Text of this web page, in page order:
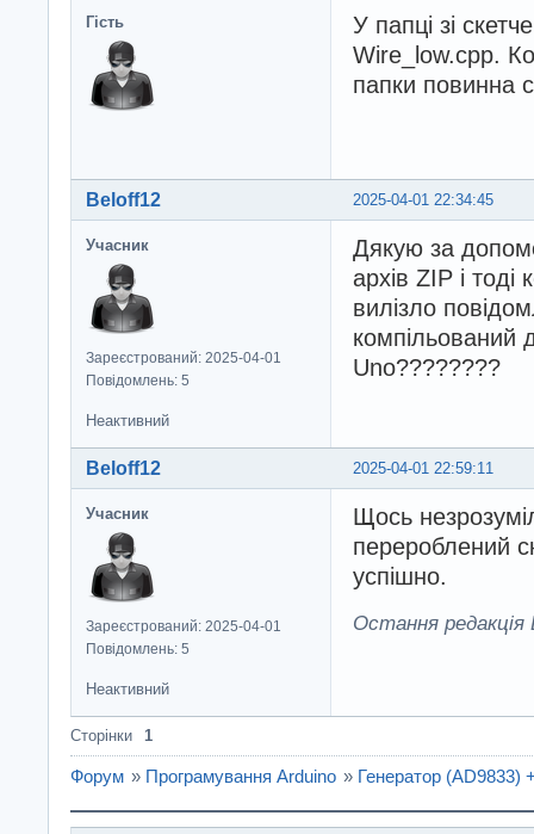
Гість
У папці зі
Wire_low.cpp.
папки повинна
2025-04-01 22:34:45
Beloff12
Учасник
Зареєстрований: 2025-04-01
Повідомлень: 5
Дякую за
архів ZIP і
вилізло
компільований
Uno????????
Неактивний
2025-04-01 22:59:11
Beloff12
Учасник
Зареєстрований: 2025-04-01
Повідомлень: 5
Щось
перероблений
успішно.
Остання редакція
Неактивний
Сторінки 1
Форум » Програмування Arduino » Генератор (AD9833)